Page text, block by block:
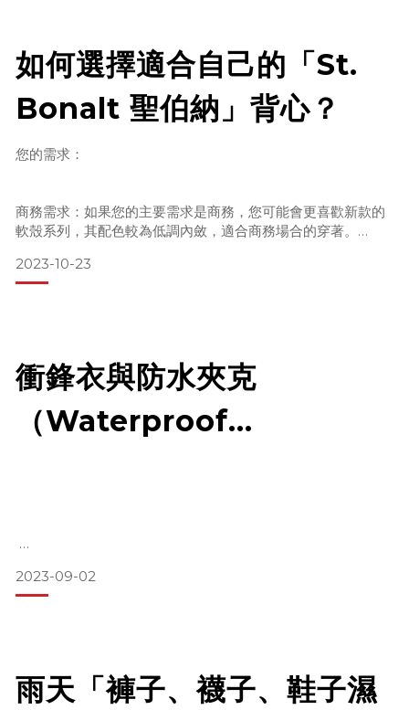
一發現促成了26度穿搭法的誕生，其核心公式為：“26°C - 當
日氣溫 = 需要的衣物溫度”。這個簡單的方程式幫助我們根據當
日氣溫，選擇合適的衣
如何選擇適合自己的「St.
Bonalt 聖伯納」背心？
您的需求：
商務需求：如果您的主要需求是商務，您可能會更喜歡新款的
軟殼系列，其配色較為低調內斂，適合商務場合的穿著。
潑水材質和多彩配色可能會是個不錯的選擇。
確保選擇的背心尺寸適合您，既不應太緊也不應太松。正確的
中的物品。
軟殼系列：這是最
2023-10-23
衝鋒衣與防水夾克
（Waterproof
專家推薦
衝鋒衣，或在歐美被稱為 "Waterproof Jackets," 是一種高度
專業和功能性的服裝。本文將深入探討這種服裝的各個方面，
衝鋒衣的起源與軍事應用
2023-09-02
雨天「褲子、襪子、鞋子濕